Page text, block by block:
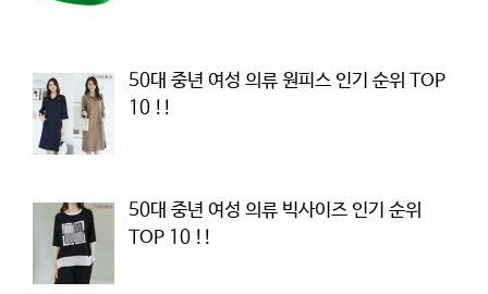
50대 중년 여성 의류 원피스 인기 순위 TOP
10 !!
50대 중년 여성 의류 빅사이즈 인기 순위
TOP 10 !!